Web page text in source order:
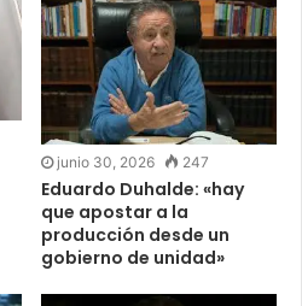
junio 30, 2026 247
Eduardo Duhalde: «hay
que apostar a la
producción desde un
gobierno de unidad»